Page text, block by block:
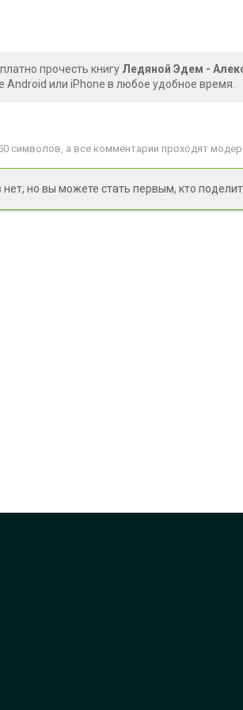
прочесть книгу Ледяной Эдем -
или iPhone в любое удобное время.
символов, а все комментарии проходят
но вы можете стать первым, кто